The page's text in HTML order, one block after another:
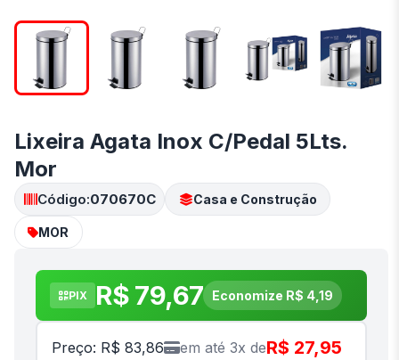
Lixeira Agata Inox C/Pedal 5Lts.
Mor
Código:070670C Casa e Construção
MOR
PIX R$ 79,67 Economize R$ 4,19
Preço: R$ 83,86 em até 3x deR$ 27,95